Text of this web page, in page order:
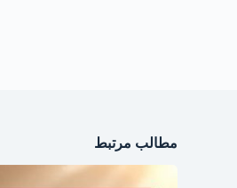
مطالب مرتبط